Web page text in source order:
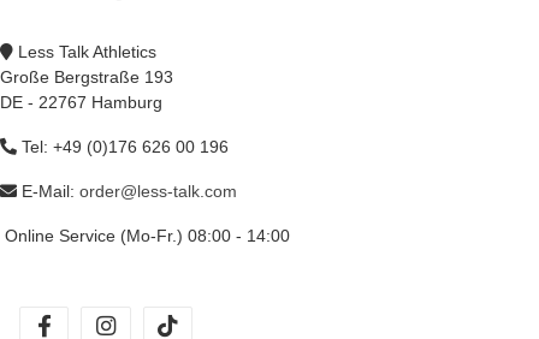
Less Talk Athletics
Große Bergstraße 193
DE - 22767 Hamburg
Tel: +49 (0)176 626 00 196
E-Mail: order@less-talk.com
Online Service (Mo-Fr.) 08:00 - 14:00
facebookinstagram